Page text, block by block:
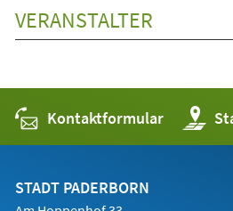
VERANSTALTER
Kontaktformular (Öffnet
in
einem
STADT PADERBORN